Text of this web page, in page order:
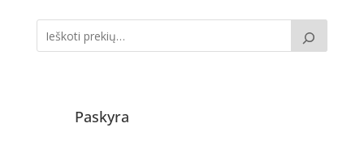
Paskyra